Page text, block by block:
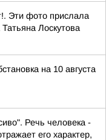
Эти фото прислала
Лоскутова
на 10 августа
Речь человека -
его характер,